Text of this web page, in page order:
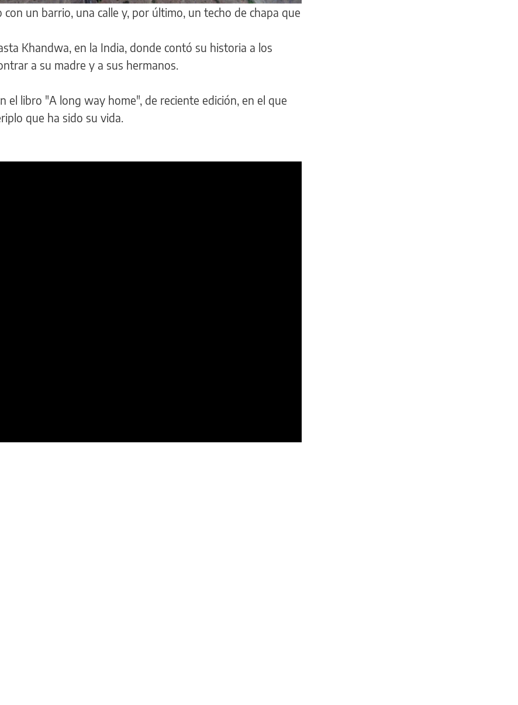
un barrio, una calle y, por último, un techo de chapa que
Khandwa, en la India, donde contó su historia a los
a su madre y a sus hermanos.
el libro "A long way home", de reciente edición, en el que
que ha sido su vida.